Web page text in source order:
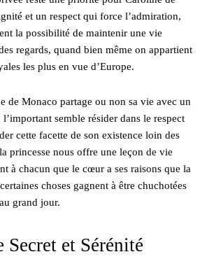
et un respect qui force l’admiration,
la possibilité de maintenir une vie
regards, quand bien même on appartient
les plus en vue d’Europe.
de Monaco partage ou non sa vie avec un
semble résider dans le respect
cette facette de son existence loin des
princesse nous offre une leçon de vie
à chacun que le cœur a ses raisons que la
choses gagnent à être chuchotées
grand jour.
Secret et Sérénité